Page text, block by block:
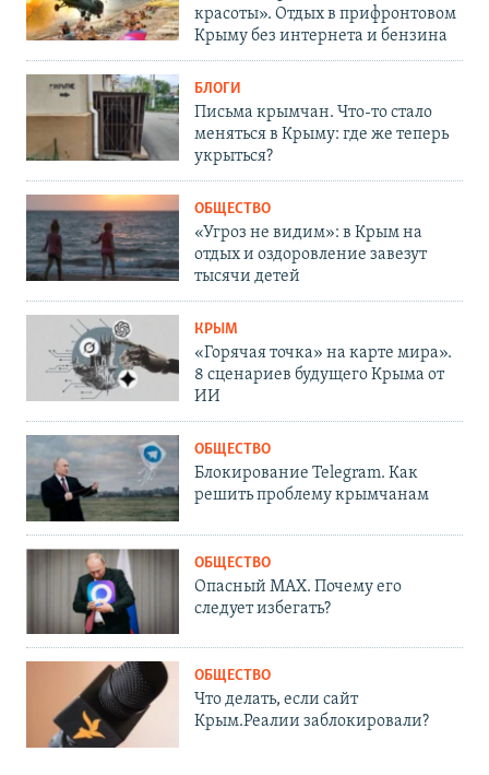
красоты». Отдых в прифронтовом
Крыму без интернета и бензина
БЛОГИ
Письма крымчан. Что-то стало
меняться в Крыму: где же теперь
укрыться?
ОБЩЕСТВО
«Угроз не видим»: в Крым на
отдых и оздоровление завезут
тысячи детей
КРЫМ
«Горячая точка» на карте мира».
8 сценариев будущего Крыма от
ИИ
ОБЩЕСТВО
Блокирование Telegram. Как
решить проблему крымчанам
ОБЩЕСТВО
Опасный MAX. Почему его
следует избегать?
ОБЩЕСТВО
Что делать, если сайт
Крым.Реалии заблокировали?